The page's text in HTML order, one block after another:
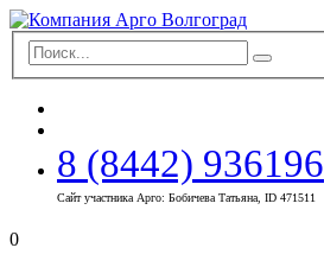
8 (8442) 936196
Сайт участника Арго: Бобичева Татьяна, ID 471511
0